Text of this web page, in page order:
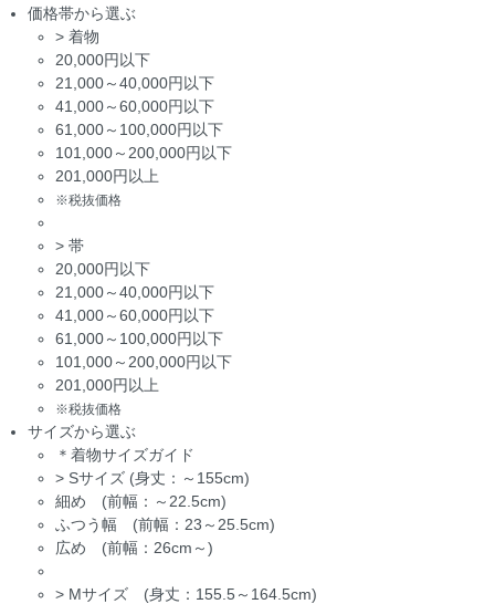
価格帯から選ぶ
> 着物
20,000円以下
21,000～40,000円以下
41,000～60,000円以下
61,000～100,000円以下
101,000～200,000円以下
201,000円以上
※税抜価格
> 帯
20,000円以下
21,000～40,000円以下
41,000～60,000円以下
61,000～100,000円以下
101,000～200,000円以下
201,000円以上
※税抜価格
サイズから選ぶ
＊着物サイズガイド
> Sサイズ (身丈：～155cm)
細め (前幅：～22.5cm)
ふつう幅 (前幅：23～25.5cm)
広め (前幅：26cm～)
> Mサイズ (身丈：155.5～164.5cm)